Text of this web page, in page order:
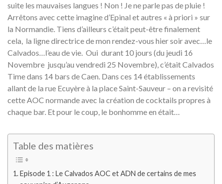
suite les mauvaises langues ! Non ! Je ne parle pas de pluie !
Arrêtons avec cette imagine d’Epinal et autres « à priori » sur
la Normandie. Tiens d’ailleurs c’était peut-être finalement
cela, la ligne directrice de mon rendez-vous hier soir avec…le
Calvados…l’eau de vie. Oui durant 10 jours (du jeudi 16
Novembre jusqu’au vendredi 25 Novembre), c’était Calvados
Time dans 14 bars de Caen. Dans ces 14 établissements
allant de la rue Ecuyère à la place Saint-Sauveur – on a revisité
cette AOC normande avec la création de cocktails propres à
chaque bar. Et pour le coup, le bonhomme en était…
Table des matières
Episode 1 : Le Calvados AOC et ADN de certains de mes